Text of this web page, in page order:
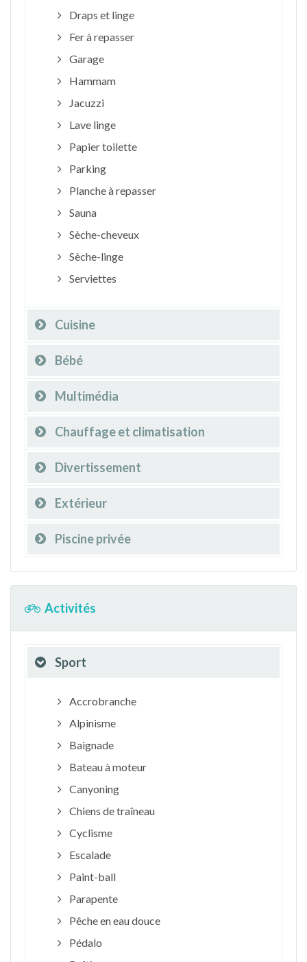
Draps et linge
Fer à repasser
Garage
Hammam
Jacuzzi
Lave linge
Papier toilette
Parking
Planche à repasser
Sauna
Sèche-cheveux
Sèche-linge
Serviettes
Cuisine
Bébé
Multimédia
Chauffage et climatisation
Divertissement
Extérieur
Piscine privée
Activités
Sport
Accrobranche
Alpinisme
Baignade
Bateau à moteur
Canyoning
Chiens de traîneau
Cyclisme
Escalade
Paint-ball
Parapente
Pêche en eau douce
Pédalo